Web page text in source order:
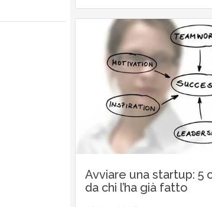
Avviare una startup: 5
da chi l’ha già fatto